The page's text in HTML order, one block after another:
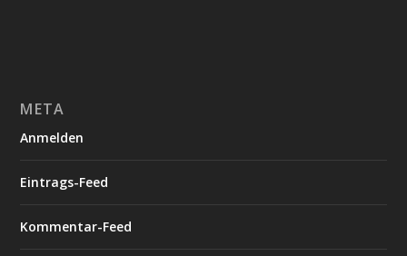
META
Anmelden
Eintrags-Feed
Kommentar-Feed